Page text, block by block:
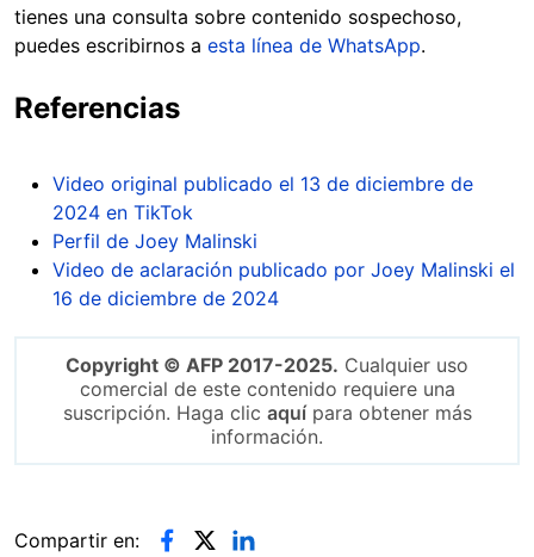
tienes una consulta sobre contenido sospechoso,
puedes escribirnos a esta línea de WhatsApp.
Referencias
Video original publicado el 13 de diciembre de
2024 en TikTok
Perfil de Joey Malinski
Video de aclaración publicado por Joey Malinski el
16 de diciembre de 2024
Copyright © AFP 2017-2025. Cualquier uso
comercial de este contenido requiere una
suscripción. Haga clic aquípara obtener más
información.
Compartir en: